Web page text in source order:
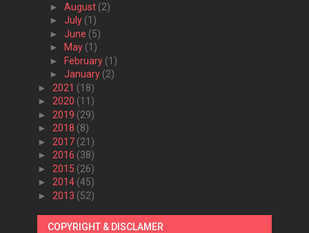
► August (2)
► July (1)
► June (5)
►
May (1)
►
February (1)
► January (2)
► 2021 (18)
► 2020 (11)
► 2019 (29)
► 2018 (8)
► 2017 (21)
► 2016 (38)
► 2015 (26)
► 2014 (45)
► 2013 (52)
COPYRIGHT & DISCLAMER